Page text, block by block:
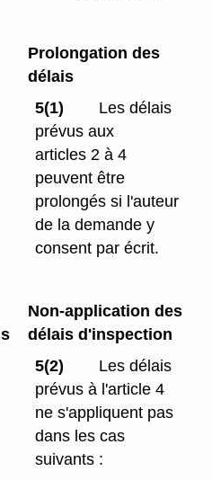
Prolongation des
délais
5(1)
Les délais
prévus aux
articles 2 à 4
peuvent être
prolongés si l'auteur
de la demande y
consent par écrit.
Non-application des
délais d'inspection
5(2)
Les délais
prévus à l'article 4
ne s'appliquent pas
dans les cas
suivants :